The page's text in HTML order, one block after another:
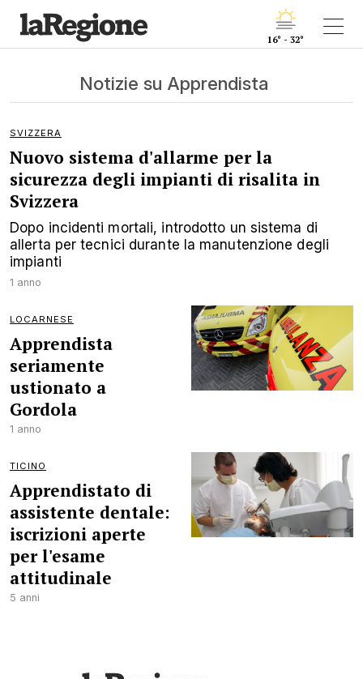
16° - 32°
Notizie su Apprendista
SVIZZERA
Nuovo sistema d'allarme per la
sicurezza degli impianti di risalita in
Svizzera
Dopo incidenti mortali, introdotto un sistema di
allerta per tecnici durante la manutenzione degli
impianti
1 anno
LOCARNESE
Apprendista
seriamente
ustionato a
Gordola
1 anno
TICINO
Apprendistato di
assistente dentale:
iscrizioni aperte
per l'esame
attitudinale
5 anni